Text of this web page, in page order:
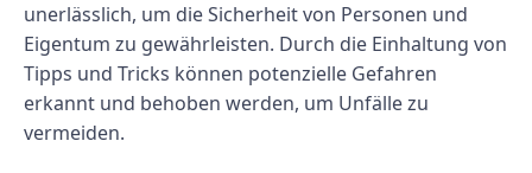
unerlässlich, um die Sicherheit von Personen und
Eigentum zu gewährleisten. Durch die Einhaltung von
Tipps und Tricks können potenzielle Gefahren
erkannt und behoben werden, um Unfälle zu
vermeiden.